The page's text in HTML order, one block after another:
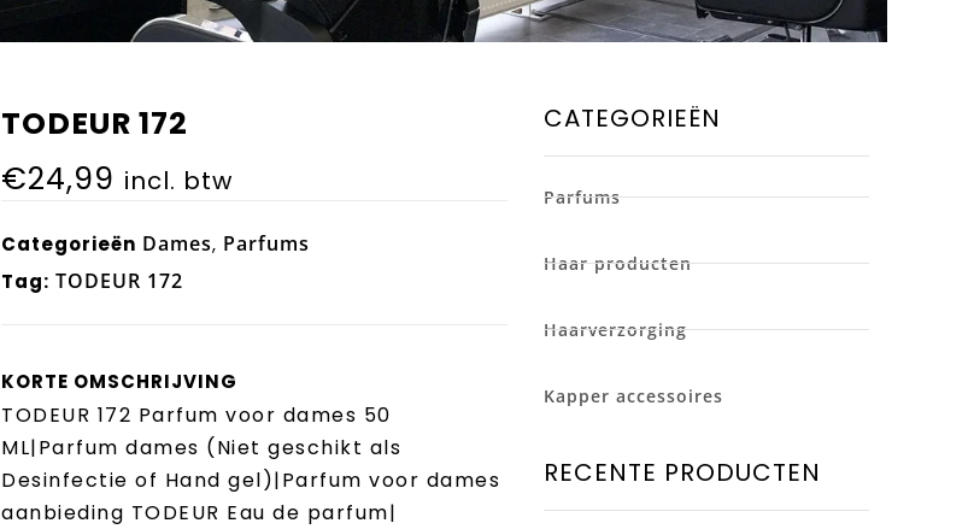
TODEUR 172
€24,99 incl. btw
Categorieën Dames, Parfums
Tag: TODEUR 172
KORTE OMSCHRIJVING
TODEUR 172 Parfum voor dames 50
ML|Parfum dames (Niet geschikt als
Desinfectie of Hand gel)|Parfum voor dames
aanbieding TODEUR Eau de parfum|
CATEGORIEËN
Parfums
Haar producten
Haarverzorging
Kapper accessoires
RECENTE PRODUCTEN